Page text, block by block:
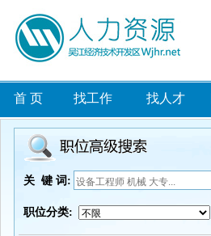
首 页 找工作 找人才
关 键 词:
职位分类: